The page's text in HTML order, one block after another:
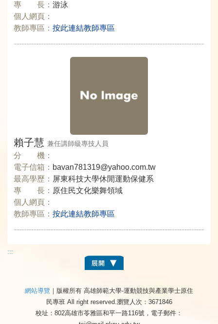
專 長： 游泳
個人網頁：
教師專區： 按此連結教師專區
賴子慧 兼任講師級專技人員
分 機：
電子信箱： bavan781319@yahoo.com.tw
最高學歷： 屏東科技大學休閒運動保健系
專 長： 原住民文化樂舞領域
個人網頁：
教師專區： 按此連結教師專區
:::
網站導覽 ｜版權所有 高雄師範大學-運動競技與產業學士原住
民專班 All right reserved.瀏覽人次：3671846
校址：802高雄市苓雅區和平一路116號，電子郵件：